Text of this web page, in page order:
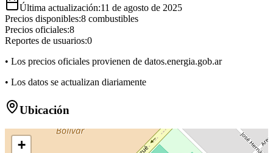
Última actualización:11 de agosto de 2025
Precios disponibles:8 combustibles
Precios oficiales:8
Reportes de usuarios:0
• Los precios oficiales provienen de datos.energia.gob.ar
• Los datos se actualizan diariamente
Ubicación
+